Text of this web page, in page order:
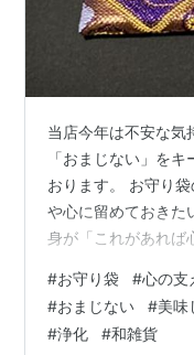
当店今年は不安な気
「おまじない」を
おります。 お守り
や心に留めておきた
身が「これがあれば
いますように」とメ
カード代わりに贈っ
は「日本で唯一呪わ
#お守り袋 #心の支
#おまじない #美味
#浄化 #和雑貨